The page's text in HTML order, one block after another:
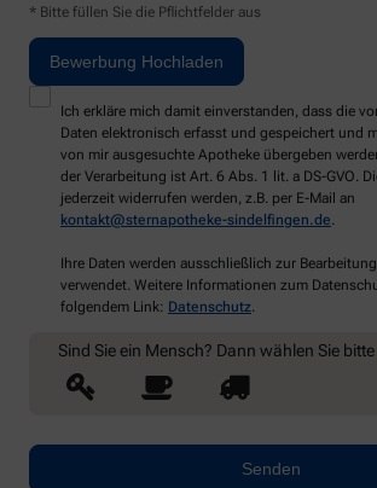
* Bitte füllen Sie die Pflichtfelder aus
Ich erkläre mich damit einverstanden, dass die
Daten elektronisch erfasst und gespeichert und
von mir ausgesuchte Apotheke übergeben
der Verarbeitung ist Art. 6 Abs. 1 lit. a DS-GVO.
jederzeit widerrufen werden, z.B. per E-Mail an
kontakt@sternapotheke-sindelfingen.de.
Ihre Daten werden ausschließlich zur
verwendet. Weitere Informationen zum
folgendem Link: Datenschutz.
Sind Sie ein Mensch? Dann wählen Sie bitte